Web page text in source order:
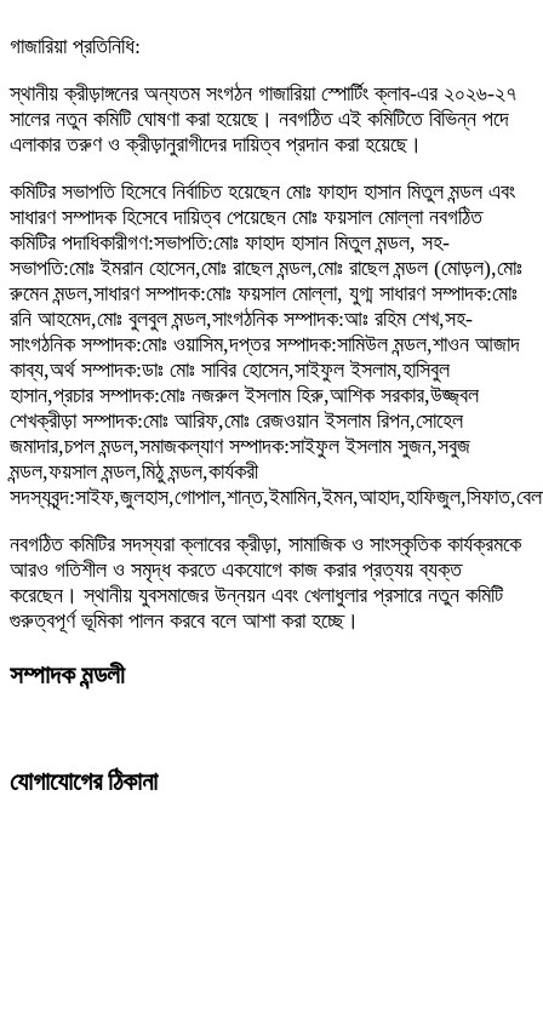
গাজারিয়া প্রতিনিধি:
স্থানীয় ক্রীড়াঙ্গনের অন্যতম সংগঠন গাজারিয়া স্পোর্টিং ক্লাব-এর ২০২৬-২৭
সালের নতুন কমিটি ঘোষণা করা হয়েছে। নবগঠিত এই কমিটিতে বিভিন্ন পদে
এলাকার তরুণ ও ক্রীড়ানুরাগীদের দায়িত্ব প্রদান করা হয়েছে।
কমিটির সভাপতি হিসেবে নির্বাচিত হয়েছেন মোঃ ফাহাদ হাসান মিতুল মন্ডল এবং
সাধারণ সম্পাদক হিসেবে দায়িত্ব পেয়েছেন মোঃ ফয়সাল মোল্লা নবগঠিত
কমিটির পদাধিকারীগণ:সভাপতি:মোঃ ফাহাদ হাসান মিতুল মন্ডল, সহ-
সভাপতি:মোঃ ইমরান হোসেন,মোঃ রাছেল মন্ডল,মোঃ রাছেল মন্ডল (মোড়ল),মোঃ
রুমেন মন্ডল,সাধারণ সম্পাদক:মোঃ ফয়সাল মোল্লা, যুগ্ম সাধারণ সম্পাদক:মোঃ
রনি আহমেদ,মোঃ বুলবুল মন্ডল,সাংগঠনিক সম্পাদক:আঃ রহিম শেখ,সহ-
সাংগঠনিক সম্পাদক:মোঃ ওয়াসিম,দপ্তর সম্পাদক:সামিউল মন্ডল,শাওন আজাদ
কাব্য,অর্থ সম্পাদক:ডাঃ মোঃ সাবির হোসেন,সাইফুল ইসলাম,হাসিবুল
হাসান,প্রচার সম্পাদক:মোঃ নজরুল ইসলাম হিরু,আশিক সরকার,উজ্জ্বল
শেখক্রীড়া সম্পাদক:মোঃ আরিফ,মোঃ রেজওয়ান ইসলাম রিপন,সোহেল
জমাদার,চপল মন্ডল,সমাজকল্যাণ সম্পাদক:সাইফুল ইসলাম সুজন,সবুজ
মন্ডল,ফয়সাল মন্ডল,মিঠু মন্ডল,কার্যকরী
নবগঠিত কমিটির সদস্যরা ক্লাবের ক্রীড়া, সামাজিক ও সাংস্কৃতিক কার্যক্রমকে
আরও গতিশীল ও সমৃদ্ধ করতে একযোগে কাজ করার প্রত্যয় ব্যক্ত
করেছেন। স্থানীয় যুবসমাজের উন্নয়ন এবং খেলাধুলার প্রসারে নতুন কমিটি
গুরুত্বপূর্ণ ভূমিকা পালন করবে বলে আশা করা হচ্ছে।
সম্পাদক মন্ডলী
যোগাযোগের ঠিকানা